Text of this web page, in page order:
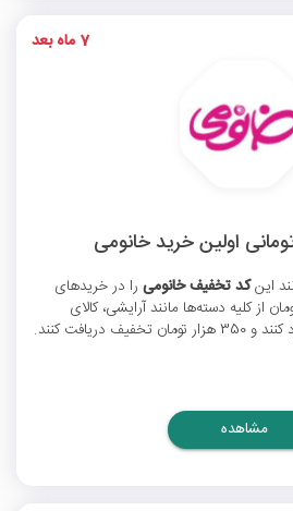
اینکد تخفیف خانومی را در خریدهای
و 500 هزار تومان از کلیه دسته‌ها مانند آرایشی، کالای
دیجیتال، طلا و نقره، و... وارد کنند و 350 هزار تومان تخفیف دریافت کنند.
7 ماه بعد
مشاهده